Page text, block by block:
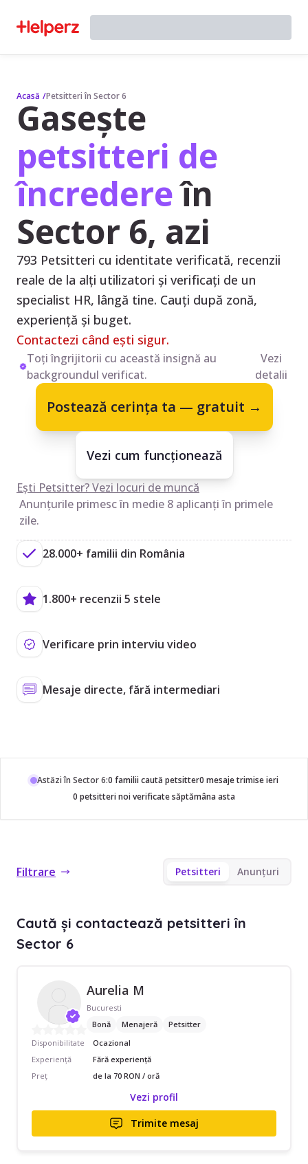
Acasă /Petsitteri în Sector 6
Gasește
petsitteri de
încredereîn
Sector 6, azi
793 Petsitteri cu identitate verificată, recenzii
reale de la alți utilizatori și verificați de un
specialist HR, lângă tine. Cauți după zonă,
experiență și buget.
Contactezi când ești sigur.
Toți îngrijitorii cu această insignă au
backgroundul verificat.
Vezi
detalii
Postează cerința ta — gratuit →
Vezi cum funcționează
Ești Petsitter? Vezi locuri de muncă
Anunțurile primesc în medie 8 aplicanți în primele
zile.
28.000+ familii din România
1.800+ recenzii 5 stele
Verificare prin interviu video
Mesaje directe, fără intermediari
Astăzi în Sector 6:0 familii caută petsitter0 mesaje trimise ieri
0 petsitteri noi verificate săptămâna asta
Filtrare Petsitteri Anunțuri
Caută și contactează petsitteri în
Sector 6
Aurelia M
Bucuresti
Bonă
Menajeră
Petsitter
Disponibilitate
Ocazional
Experiență
Fără experiență
Preț
de la 70 RON / oră
Vezi profil
Trimite mesaj